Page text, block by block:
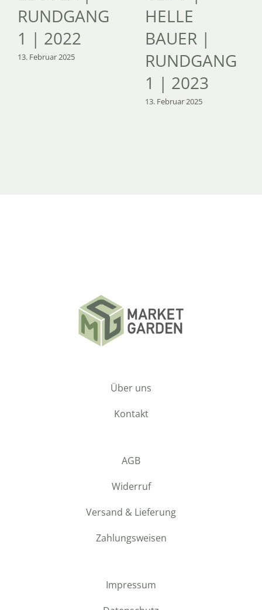
RUNDGANG
1 | 2022
13. Februar 2025
HELLE
BAUER |
RUNDGANG
1 | 2023
13. Februar 2025
Über uns
Kontakt
AGB
Widerruf
Versand & Lieferung
Zahlungsweisen
Impressum